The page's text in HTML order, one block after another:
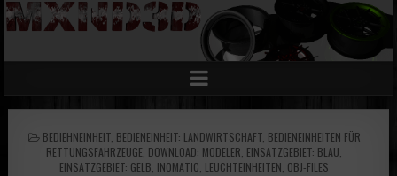
POSTED
IN
BEDIEHNEINHEIT, BEDIENEINHEIT: LANDWIRTSCHAFT, BEDIENEINHEITEN FÜR
RETTUNGSFAHRZEUGE DOWNLOAD: MODELER EINSATZGEBIET: BLAU
EINSATZGEBIET: GELB INOMATIC LEUCHTEINHEITEN OBJ-FILES